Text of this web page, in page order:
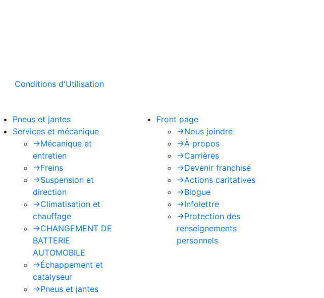
Conditions d'Utilisation
Pneus et jantes
Services et mécanique
->Mécanique et
entretien
->Freins
->Suspension et
direction
->Climatisation et
chauffage
->CHANGEMENT DE
BATTERIE
AUTOMOBILE
->Échappement et
catalyseur
->Pneus et jantes
Front page
->Nous joindre
->À propos
->Carrières
->Devenir franchisé
->Actions caritatives
->Blogue
->Infolettre
->Protection des
renseignements
personnels